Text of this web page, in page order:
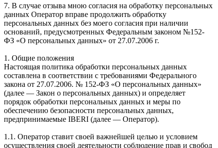
7. В случае отзыва мною согласия на обработку персональных
данных Оператор вправе продолжить обработку
персональных данных без моего согласия при наличии
оснований, предусмотренных Федеральным законом №152-
ФЗ «О персональных данных» от 27.07.2006 г.
1. Общие положения
Настоящая политика обработки персональных данных
составлена в соответствии с требованиями Федерального
закона от 27.07.2006. № 152-ФЗ «О персональных данных»
(далее — Закон о персональных данных) и определяет
порядок обработки персональных данных и меры по
обеспечению безопасности персональных данных,
предпринимаемые IBERI (далее — Оператор).
1.1. Оператор ставит своей важнейшей целью и условием
осуществления своей деятельности соблюдение прав и свобод